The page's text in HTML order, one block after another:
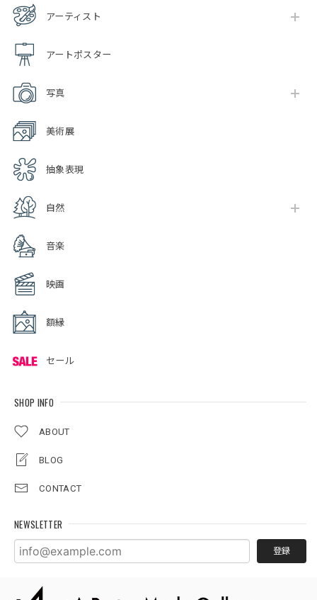
アーティスト
アートポスター
写真
美術展
抽象表現
自然
音楽
映画
額縁
セール
SHOP INFO
ABOUT
BLOG
CONTACT
NEWSLETTER
登録